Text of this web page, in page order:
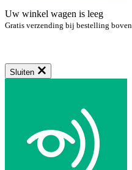
Uw winkel wagen is leeg
Gratis verzending bij bestelling boven
Sluiten